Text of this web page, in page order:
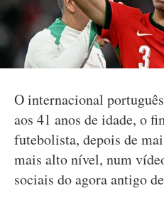
O internacional
aos 41 anos de idade, o
futebolista, depois de
mais alto nível, num
sociais do agora antigo